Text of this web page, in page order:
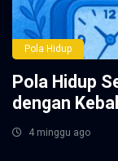
Pola Hidup
Pola Hidup
dengan
4 minggu ago